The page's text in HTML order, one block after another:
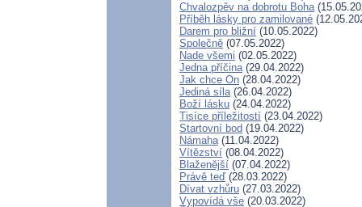
Chvalozpěv na dobrotu Boha
Příběh lásky pro zamilované
Darem pro bližní (10.05.2022)
Společně (07.05.2022)
Nade všemi (02.05.2022)
Jedna příčina(29.04.2022)
Jak chce On (28.04.2022)
Jediná síla(26.04.2022)
Boží lásku (24.04.2022)
Tisíce příležitostí (23.04.2022)
Startovní bod (19.04.2022)
Námaha(11.04.2022)
Vítězství (08.04.2022)
Blaženější (07.04.2022)
Právě teď (28.03.2022)
Dívat vzhůru (27.03.2022)
Vypovídá vše (20.03.2022)